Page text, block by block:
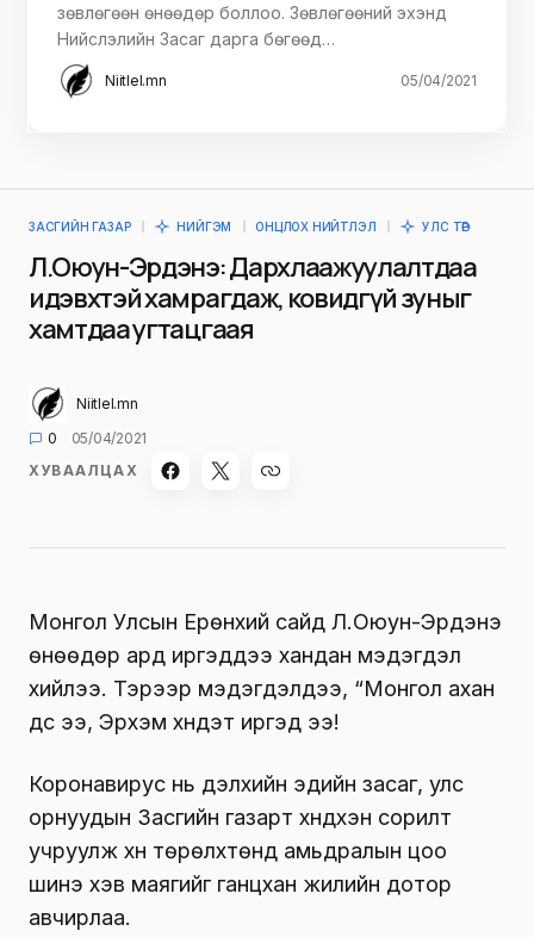
зөвлөгөөн өнөөдөр боллоо. Зөвлөгөөний эхэнд
Нийслэлийн Засаг дарга бөгөөд…
Niitlel.mn 05/04/2021
ЗАСГИЙН ГАЗАР НИЙГЭМ ОНЦЛОХ НИЙТЛЭЛ УЛС ТӨР
Л.Оюун-Эрдэнэ: Дархлаажуулалтдаа
идэвхтэй хамрагдаж, ковидгүй зуныг
хамтдаа угтацгаая
Niitlel.mn
0
05/04/2021
ХУВААЛЦАХ
Монгол Улсын Ерөнхий сайд Л.Оюун-Эрдэнэ
өнөөдөр ард иргэддээ хандан мэдэгдэл
хийлээ. Тэрээр мэдэгдэлдээ, “Монгол ахан
дүүс ээ, Эрхэм хүндэт иргэд ээ!
Коронавирус нь дэлхийн эдийн засаг, улс
орнуудын Засгийн газарт хүндхэн сорилт
учруулж хүн төрөлхтөнд амьдралын цоо
шинэ хэв маягийг ганцхан жилийн дотор
авчирлаа.